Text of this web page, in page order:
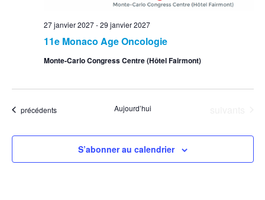
11e Monaco Age Oncologie
27 janvier 2027-29 janvier 2027
Monte-Carlo Congress Centre (Hôtel Fairmont)
Événements
précédents Aujourd’hui
S’abonner au calendrier